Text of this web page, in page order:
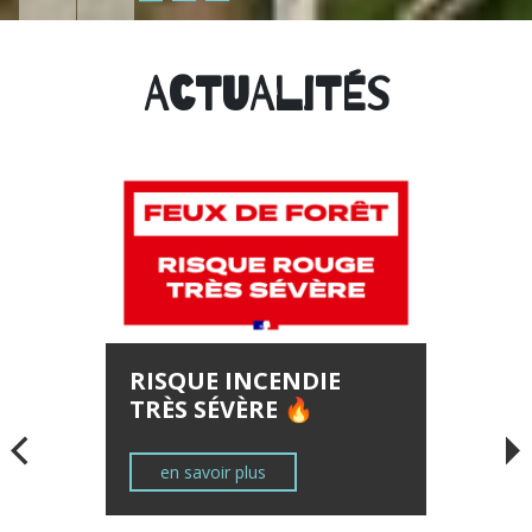
Actualités
RISQUE INCENDIE
TRÈS SÉVÈRE 🔥
en savoir plus